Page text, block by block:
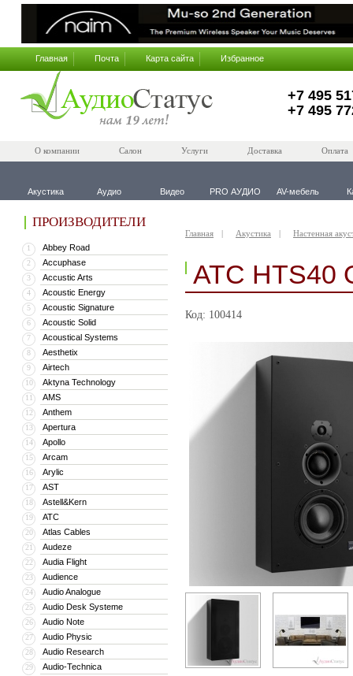
Главная Почта Карта сайта Избранное
+7 495
+7 495
О компании Салон Услуги Доставка Оплата
Акустика Аудио Видео PRO АУДИО AV-мебель
ПРОИЗВОДИТЕЛИ
1 Abbey Road
2 Accuphase
3 Accustic Arts
4 Acoustic Energy
5 Acoustic Signature
6 Acoustic Solid
7 Acoustical Systems
8 Aesthetix
9 Airtech
10 Aktyna Technology
11 AMS
12 Anthem
13 Apertura
14 Apollo
15 Arcam
16 Arylic
17 AST
18 Astell&Kern
19 ATC
20 Atlas Cables
21 Audeze
22 Audia Flight
23 Audience
24 Audio Analogue
25 Audio Desk Systeme
26 Audio Note
27 Audio Physic
28 Audio Research
29 Audio-Technica
Главная Акустика Настенная
ATC HTS40
Код: 100414